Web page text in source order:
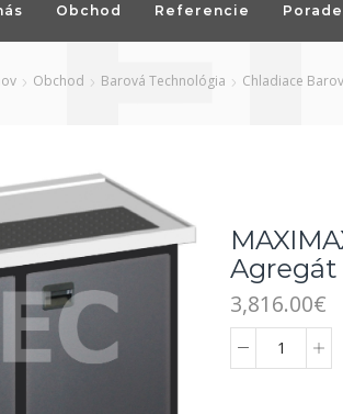
Obchod Referencie
Obchod Barová Technológia Chladiace
Agregát
3,816.00€